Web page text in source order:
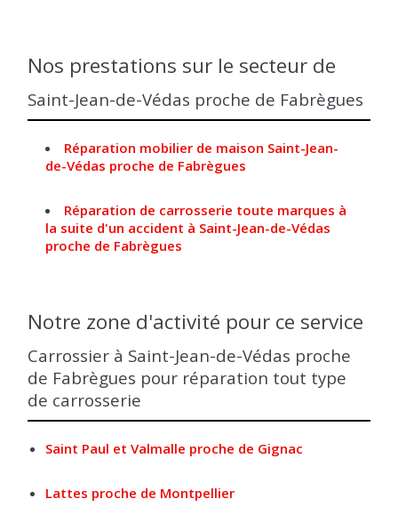
Nos prestations sur le secteur de
Saint-Jean-de-Védas proche de Fabrègues
Réparation mobilier de maison Saint-Jean-
de-Védas proche de Fabrègues
Réparation de carrosserie toute marques à
la suite d'un accident à Saint-Jean-de-Védas
proche de Fabrègues
Notre zone d'activité pour ce service
Carrossier à Saint-Jean-de-Védas proche
de Fabrègues pour réparation tout type
de carrosserie
Saint Paul et Valmalle proche de Gignac
Lattes proche de Montpellier